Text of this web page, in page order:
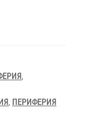
,
, ПЕРИФЕРИЯ